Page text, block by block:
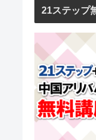
21ステップ